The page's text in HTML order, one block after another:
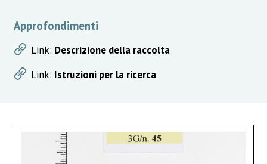
Approfondimenti
Link: Descrizione della raccolta
Link: Istruzioni per la ricerca